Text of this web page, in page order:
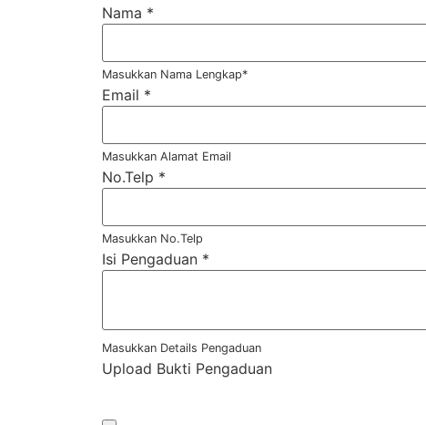
Nama *
Masukkan Nama Lengkap*
Email *
Masukkan Alamat Email
No.Telp *
Masukkan No.Telp
Isi Pengaduan *
Masukkan Details Pengaduan
Upload Bukti Pengaduan